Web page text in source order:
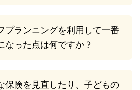
プランニングを利用して一番
なった点は何ですか？
保険を見直したり、子どもの